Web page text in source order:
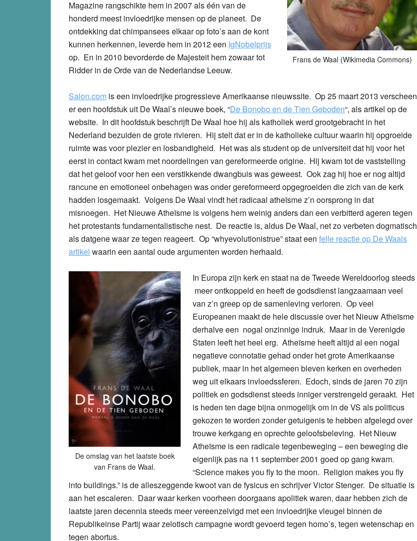
Frans de Waal (Wikimedia Commons)
Magazine rangschikte hem in 2007 als één van de
honderd meest invloedrijke mensen op de planeet. De
ontdekking dat chimpansees elkaar op foto’s aan de kont
kunnen herkennen, leverde hem in 2012 een IgNobelprijs
op. En in 2010 bevorderde de Majesteit hem zowaar tot
Ridder in de Orde van de Nederlandse Leeuw.
Salon.com is een invloedrijke progressieve Amerikaanse nieuwssite. Op 25 maart 2013 verscheen
er een hoofdstuk uit De Waal’s nieuwe boek, “De Bonobo en de Tien Geboden“, als artikel op de
website. In dit hoofdstuk beschrijft De Waal hoe hij als katholiek werd grootgebracht in het
Nederland bezuiden de grote rivieren. Hij stelt dat er in de katholieke cultuur waarin hij opgroeide
ruimte was voor plezier en losbandigheid. Het was als student op de universiteit dat hij voor het
eerst in contact kwam met noordelingen van gereformeerde origine. Hij kwam tot de vaststelling
dat het geloof voor hen een verstikkende dwangbuis was geweest. Ook zag hij hoe er nog altijd
rancune en emotioneel onbehagen was onder gereformeerd opgegroeiden die zich van de kerk
hadden losgemaakt. Volgens De Waal vindt het radicaal atheïsme z’n oorsprong in dat
misnoegen. Het Nieuwe Atheïsme is volgens hem weinig anders dan een verbitterd ageren tegen
het protestants fundamentalistische nest. De reactie is, aldus De Waal, net zo verbeten dogmatisch
als datgene waar ze tegen reageert. Op “whyevolutionistrue” staat een felle reactie op De Waals
artikel waarin een aantal oude argumenten worden herhaald.
De omslag van het laatste boek
van Frans de Waal.
In Europa zijn kerk en staat na de Tweede Wereldoorlog steeds
meer ontkoppeld en heeft de godsdienst langzaamaan veel
van z’n greep op de samenleving verloren. Op veel
Europeanen maakt de hele discussie over het Nieuw Atheïsme
derhalve een nogal onzinnige indruk. Maar in de Verenigde
Staten leeft het heel erg. Atheïsme heeft altijd al een nogal
negatieve connotatie gehad onder het grote Amerikaanse
publiek, maar in het algemeen bleven kerken en overheden
weg uit elkaars invloedssferen. Edoch, sinds de jaren 70 zijn
politiek en godsdienst steeds inniger verstrengeld geraakt. Het
is heden ten dage bijna onmogelijk om in de VS als politicus
gekozen te worden zonder getuigenis te hebben afgelegd over
trouwe kerkgang en oprechte geloofsbeleving. Het Nieuw
Atheïsme is een radicale tegenbeweging – een beweging die
eigenlijk pas na 11 september 2001 goed op gang kwam.
“Science makes you fly to the moon. Religion makes you fly
into buildings.” is de alleszeggende kwoot van de fysicus en schrijver Victor Stenger. De situatie is
aan het escaleren. Daar waar kerken voorheen doorgaans apolitiek waren, daar hebben zich de
laatste jaren decennia steeds meer vereenzelvigd met een invloedrijke vleugel binnen de
Republikeinse Partij waar zelotisch campagne wordt gevoerd tegen homo’s, tegen wetenschap en
tegen abortus.